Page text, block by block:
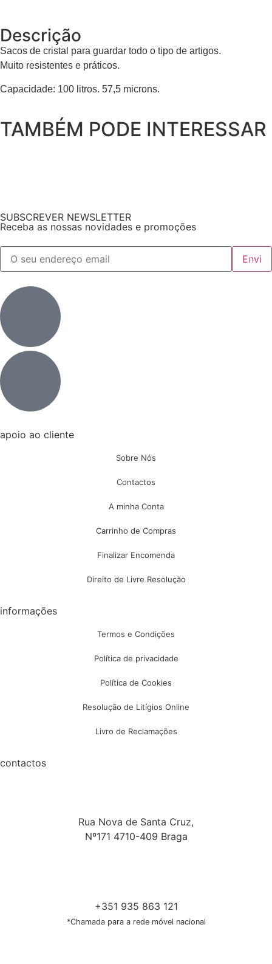
Descrição
Sacos de cristal para guardar todo o tipo de artigos.
Muito resistentes e práticos.
Capacidade: 100 litros. 57,5 microns.
TAMBÉM PODE INTERESSAR
SUBSCREVER NEWSLETTER
Receba as nossas novidades e promoções
apoio ao cliente
Sobre Nós
Contactos
A minha Conta
Carrinho de Compras
Finalizar Encomenda
Direito de Livre Resolução
informações
Termos e Condições
Política de privacidade
Política de Cookies
Resolução de Litígios Online
Livro de Reclamações
contactos
Rua Nova de Santa Cruz,
Nº171 4710-409 Braga
+351 935 863 121
*Chamada para a rede móvel nacional